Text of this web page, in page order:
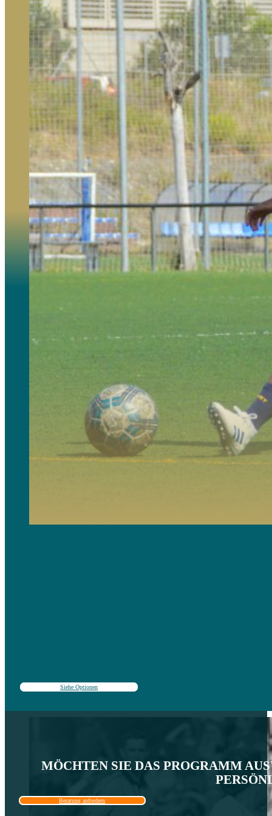
Siehe Optionen
MÖCHTEN SIE DAS PROGRAMM
Beratung anfordern